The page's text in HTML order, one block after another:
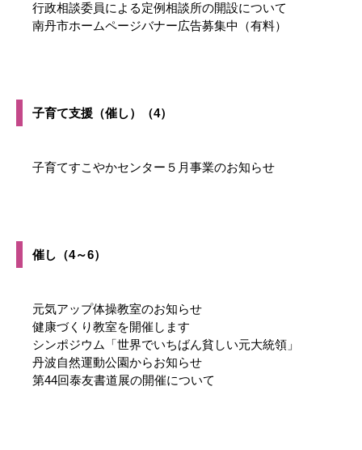
行政相談委員による定例相談所の開設について
南丹市ホームページバナー広告募集中（有料）
子育て支援（催し）（4）
子育てすこやかセンター５月事業のお知らせ
催し（4～6）
元気アップ体操教室のお知らせ
健康づくり教室を開催します
シンポジウム「世界でいちばん貧しい元大統領」
丹波自然運動公園からお知らせ
第44回泰友書道展の開催について